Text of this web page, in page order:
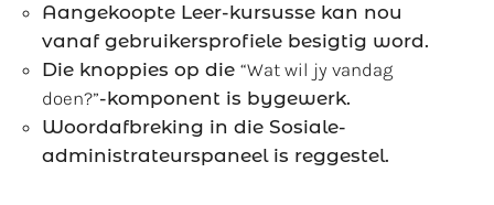
Aangekoopte Leer-kursusse kan nou
vanaf gebruikersprofiele besigtig word.
Die knoppies op die“Wat wil jy vandag
doen?”-komponent is bygewerk.
Woordafbreking in die Sosiale-
administrateurspaneel is reggestel.